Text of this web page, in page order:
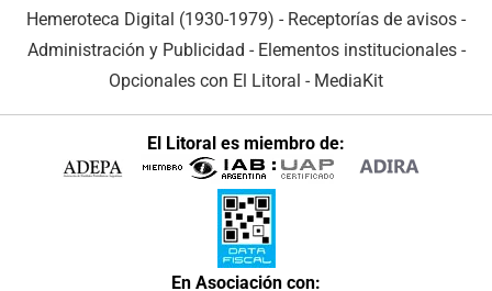
Hemeroteca Digital (1930-1979) - Receptorías de avisos -
Administración y Publicidad - Elementos institucionales-
Opcionales con El Litoral - MediaKit
El Litoral es miembro de:
En Asociación con: